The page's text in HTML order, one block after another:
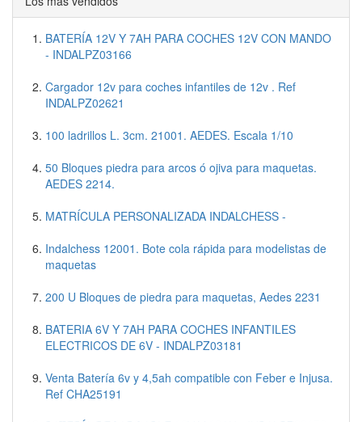
BATERÍA 12V Y 7AH PARA COCHES 12V CON MANDO
- INDALPZ03166
Cargador 12v para coches infantiles de 12v . Ref
INDALPZ02621
100 ladrillos L. 3cm. 21001. AEDES. Escala 1/10
50 Bloques piedra para arcos ó ojiva para maquetas.
AEDES 2214.
MATRÍCULA PERSONALIZADA INDALCHESS -
Indalchess 12001. Bote cola rápida para modelistas de
maquetas
200 U Bloques de piedra para maquetas, Aedes 2231
BATERIA 6V Y 7AH PARA COCHES INFANTILES
ELECTRICOS DE 6V - INDALPZ03181
Venta Batería 6v y 4,5ah compatible con Feber e Injusa.
Ref CHA25191